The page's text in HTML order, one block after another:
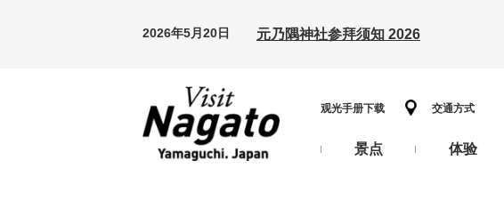
2026年5月20日 元乃隅神社参拜须知 2026
观光手册下载 交通方式
景点 体验